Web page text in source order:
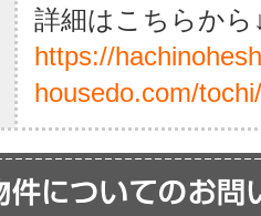
詳細はこちらから
https://
housedo.com/